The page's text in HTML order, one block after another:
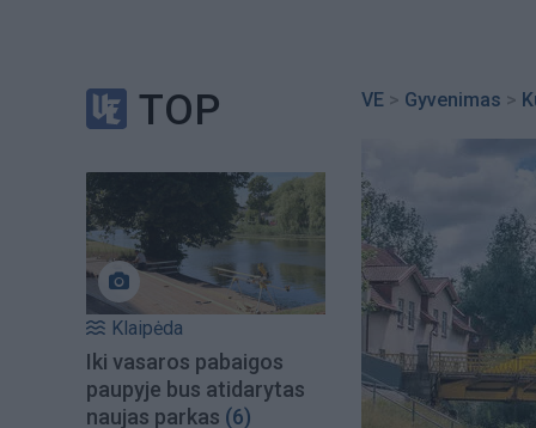
TOP
Klaipėda
Iki vasaros pabaigos
paupyje bus atidarytas
naujas parkas (6)
VE > Gyvenimas >